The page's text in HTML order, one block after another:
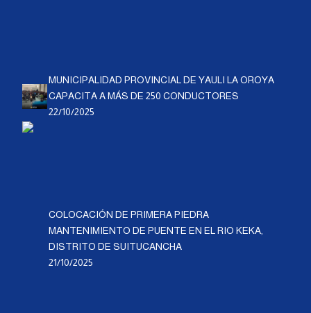
MUNICIPALIDAD PROVINCIAL DE YAULI LA OROYA
CAPACITA A MÁS DE 250 CONDUCTORES
22/10/2025
COLOCACIÓN DE PRIMERA PIEDRA
MANTENIMIENTO DE PUENTE EN EL RIO KEKA,
DISTRITO DE SUITUCANCHA
21/10/2025